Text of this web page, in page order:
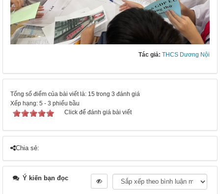
Tác giả: THCS Dương Nội
Tổng số điểm của bài viết là: 15 trong 3 đánh giá
Xếp hạng: 5 - 3 phiếu bầu
Click để đánh giá bài viết
Chia sẻ:
Ý kiến bạn đọc